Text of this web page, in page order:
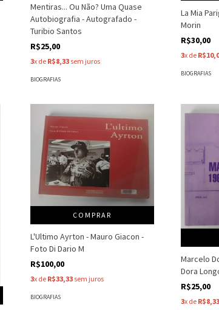
Mentiras... Ou Não? Uma Quase
Autobiografia - Autografado -
Turibio Santos
R$25,00
3x de R$8,33sem juros
BIOGRAFIAS
La Mia
Morin
R$30,00
3x de
BIOGRAFIAS
COMPRAR
L'Ultimo Ayrton - Mauro Giacon -
Foto Di Dario M
R$100,00
3x de R$33,33sem juros
BIOGRAFIAS
Marcelo
Dora
R$25,00
3x de R$8,33